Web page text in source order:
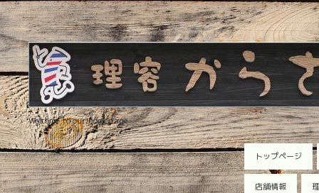
Welcome to our homepage
トップページ
店舗情報